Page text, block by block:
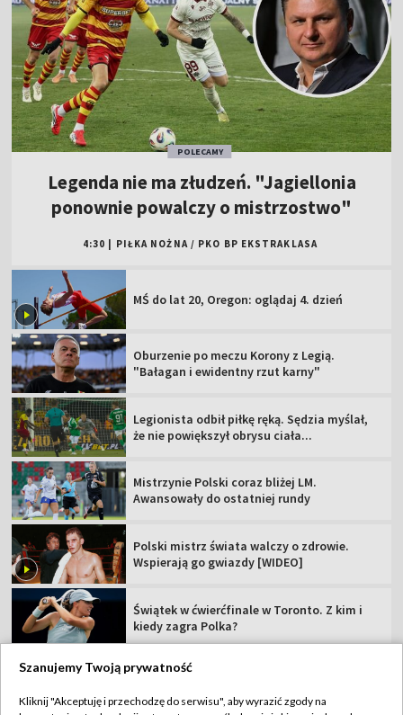
POLECAMY
Legenda nie ma złudzeń. "Jagiellonia
ponownie powalczy o mistrzostwo"
4:30 PIŁKA NOŻNA / PKO BP EKSTRAKLASA
MŚ do lat 20, Oregon: oglądaj 4. dzień
Oburzenie po meczu Korony z Legią.
"Bałagan i ewidentny rzut karny"
Legionista odbił piłkę ręką. Sędzia myślał,
że nie powiększył obrysu ciała...
Mistrzynie Polski coraz bliżej LM.
Awansowały do ostatniej rundy
Polski mistrz świata walczy o zdrowie.
Wspierają go gwiazdy [WIDEO]
Świątek w ćwierćfinale w Toronto. Z kim i
kiedy zagra Polka?
Szanujemy Twoją prywatność
Kliknij "Akceptuję i przechodzę do serwisu", aby wyrazić zgody na